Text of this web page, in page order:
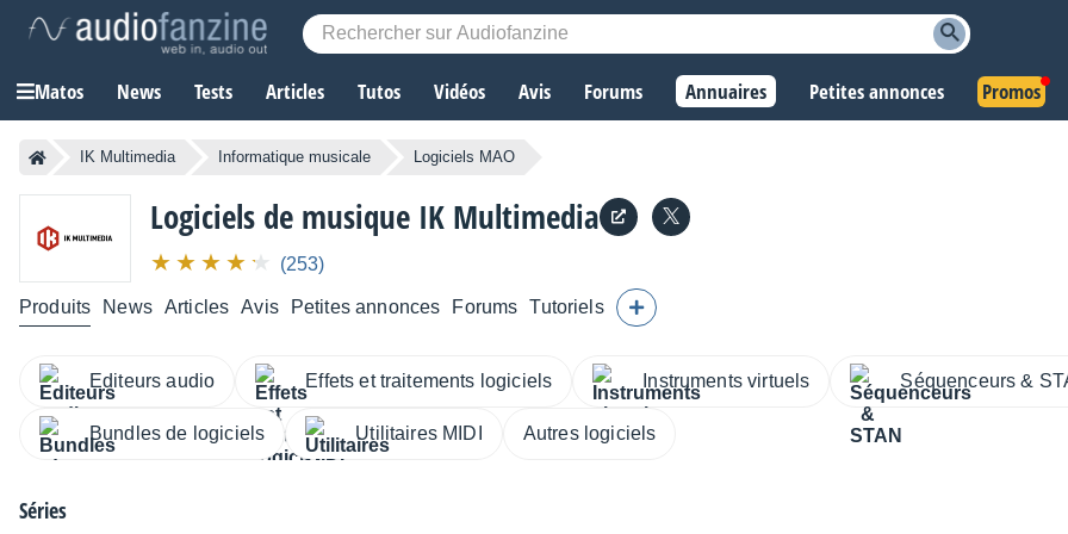
Matos News Tests Articles Tutos Vidéos Avis Forums Annuaires Petites annonces Promos
IK Multimedia Informatique musicale Logiciels MAO
Logiciels de musique IK Multimedia
(253)
Produits News Articles Avis Petites annonces Forums Tutoriels
Editeurs audio Effets et traitements logiciels Instruments virtuels Séquenceurs &
Bundles de logiciels Utilitaires MIDI Autres logiciels
Séries